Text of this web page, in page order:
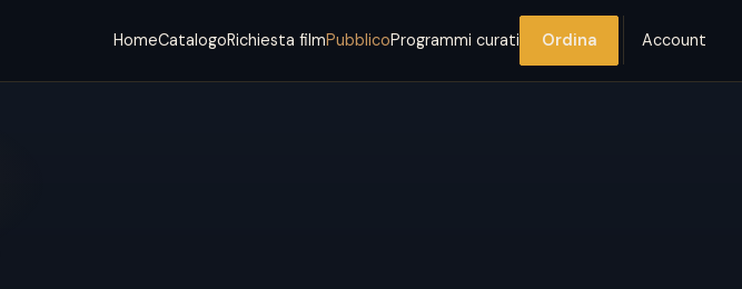
HomeCatalogoRichiesta filmPubblicoProgrammi curati Ordina Account